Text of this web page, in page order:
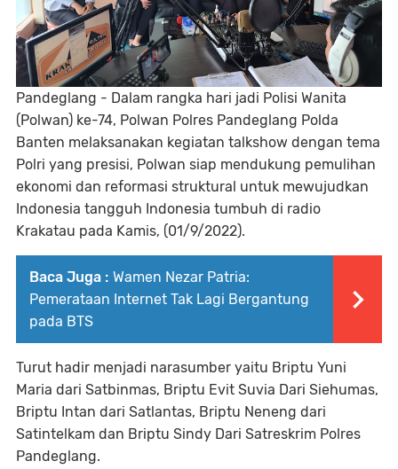
Pandeglang - Dalam rangka hari jadi Polisi Wanita
(Polwan) ke-74, Polwan Polres Pandeglang Polda
Banten melaksanakan kegiatan talkshow dengan tema
Polri yang presisi, Polwan siap mendukung pemulihan
ekonomi dan reformasi struktural untuk mewujudkan
Indonesia tangguh Indonesia tumbuh di radio
Krakatau pada Kamis, (01/9/2022).
Baca Juga : Wamen Nezar Patria:
Pemerataan Internet Tak Lagi Bergantung
pada BTS
Turut hadir menjadi narasumber yaitu Briptu Yuni
Maria dari Satbinmas, Briptu Evit Suvia Dari Siehumas,
Briptu Intan dari Satlantas, Briptu Neneng dari
Satintelkam dan Briptu Sindy Dari Satreskrim Polres
Pandeglang.